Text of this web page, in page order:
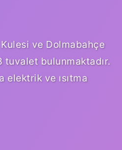
Kulesi ve Dolmabahçe
tuvalet bulunmaktadır.
elektrik ve ısıtma